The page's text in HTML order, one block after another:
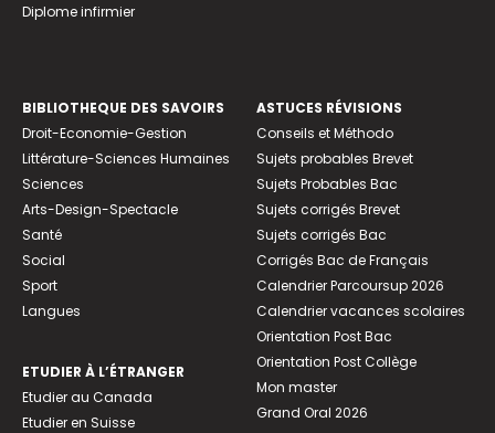
Diplome infirmier
BIBLIOTHEQUE DES SAVOIRS
Droit-Economie-Gestion
Littérature-Sciences Humaines
Sciences
Arts-Design-Spectacle
Santé
Social
Sport
Langues
ETUDIER À L’ÉTRANGER
Etudier au Canada
Etudier en Suisse
ASTUCES RÉVISIONS
Conseils et Méthodo
Sujets probables Brevet
Sujets Probables Bac
Sujets corrigés Brevet
Sujets corrigés Bac
Corrigés Bac de Français
Calendrier Parcoursup 2026
Calendrier vacances scolaires
Orientation Post Bac
Orientation Post Collège
Mon master
Grand Oral 2026